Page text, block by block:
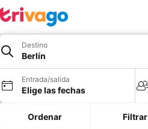
Destino
Berlín
Entrada/salida
Elige las fechas
Ordenar Filtrar